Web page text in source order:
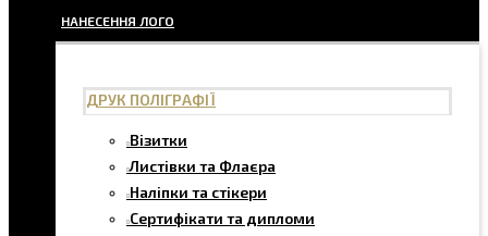
НАНЕСЕННЯ ЛОГО
ДРУК ПОЛІГРАФІЇ
Візитки
Листівки та Флаєра
Наліпки та стікери
Сертифікати та дипломи